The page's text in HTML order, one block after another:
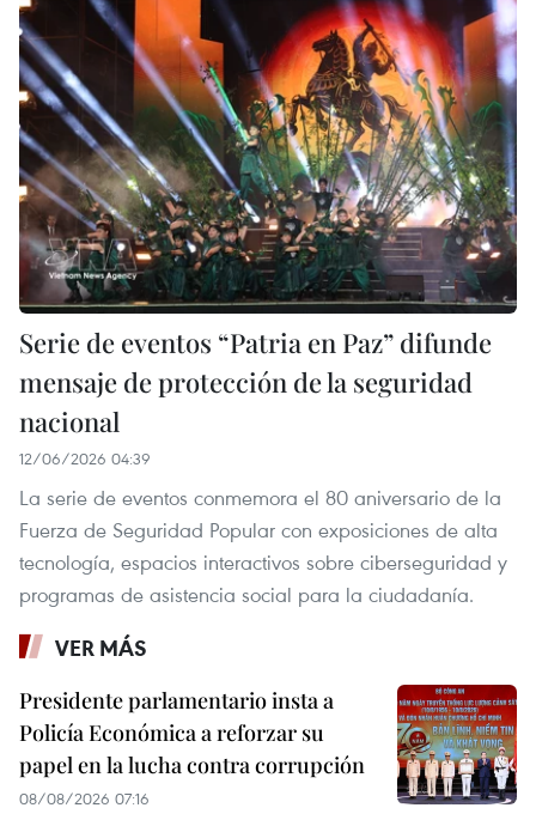
Serie de eventos “Patria en Paz” difunde
mensaje de protección de la seguridad
nacional
12/06/2026 04:39
La serie de eventos conmemora el 80 aniversario de la
Fuerza de Seguridad Popular con exposiciones de alta
tecnología, espacios interactivos sobre ciberseguridad y
programas de asistencia social para la ciudadanía.
VER MÁS
Presidente parlamentario insta a
Policía Económica a reforzar su
papel en la lucha contra corrupción
08/08/2026 07:16